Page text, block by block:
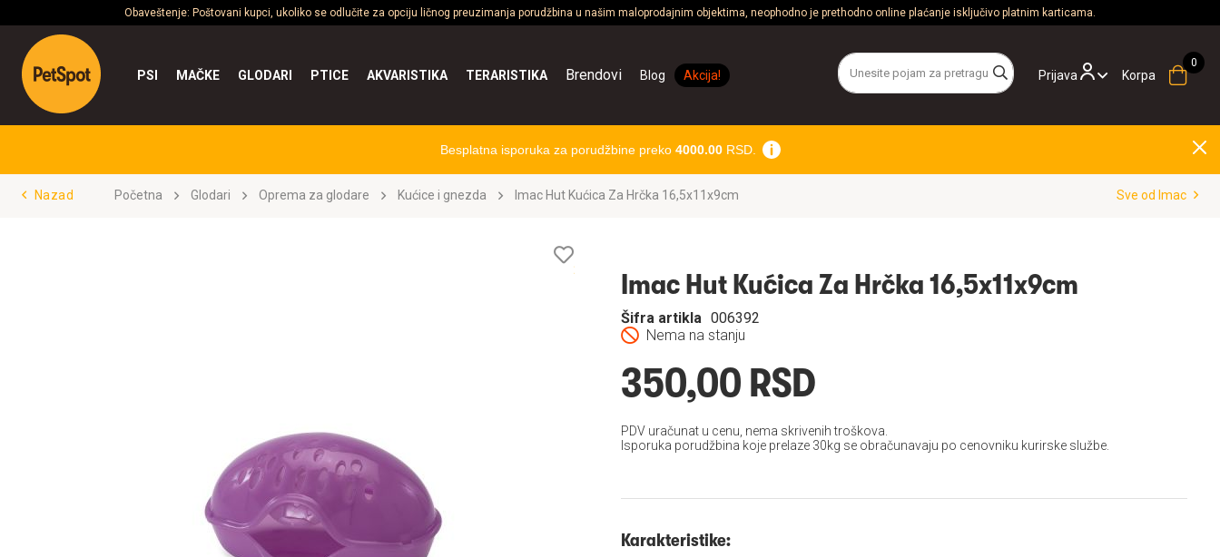
Obaveštenje: Poštovani kupci, ukoliko se odlučite za opciju ličnog preuzimanja porudžbina u našim maloprodajnim objektima, neophodno je prethodno online plaćanje isključivo platnim karticama.
Prijava
PSI MAČKE GLODARI PTICE AKVARISTIKA TERARISTIKA Brendovi Blog Akcija! Korpa
Besplatna isporuka za porudžbine preko 4000.00RSD.
Nazad Početna Glodari Oprema za glodare Kućice i gnezda Imac Hut Kućica Za Hrčka 16,5x11x9cm Sve od Imac
želja
Imac Hut Kućica Za Hrčka 16,5x11x9cm
Nema na stanju
Šifra artikla 006392
350,00 RSD
PDV uračunat u cenu, nema skrivenih troškova.
Isporuka porudžbina koje prelaze 30kg se obračunavaju po cenovniku kurirske službe.
Karakteristike: